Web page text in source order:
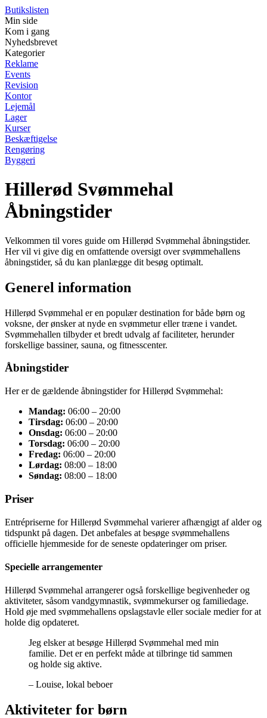
Butikslisten
Min side
Kom i gang
Nyhedsbrevet
Kategorier
Reklame
Events
Revision
Kontor
Lejemål
Lager
Kurser
Beskæftigelse
Rengøring
Byggeri
Hillerød Svømmehal
Åbningstider
Velkommen til vores guide om Hillerød Svømmehal åbningstider.
Her vil vi give dig en omfattende oversigt over svømmehallens
åbningstider, så du kan planlægge dit besøg optimalt.
Generel information
Hillerød Svømmehal er en populær destination for både børn og
voksne, der ønsker at nyde en svømmetur eller træne i vandet.
Svømmehallen tilbyder et bredt udvalg af faciliteter, herunder
forskellige bassiner, sauna, og fitnesscenter.
Åbningstider
Her er de gældende åbningstider for Hillerød Svømmehal:
Mandag: 06:00 – 20:00
Tirsdag: 06:00 – 20:00
Onsdag: 06:00 – 20:00
Torsdag: 06:00 – 20:00
Fredag: 06:00 – 20:00
Lørdag: 08:00 – 18:00
Søndag: 08:00 – 18:00
Priser
Entrépriserne for Hillerød Svømmehal varierer afhængigt af alder og
tidspunkt på dagen. Det anbefales at besøge svømmehallens
officielle hjemmeside for de seneste opdateringer om priser.
Specielle arrangementer
Hillerød Svømmehal arrangerer også forskellige begivenheder og
aktiviteter, såsom vandgymnastik, svømmekurser og familiedage.
Hold øje med svømmehallens opslagstavle eller sociale medier for at
holde dig opdateret.
Jeg elsker at besøge Hillerød Svømmehal med min
familie. Det er en perfekt måde at tilbringe tid sammen
og holde sig aktive.
– Louise, lokal beboer
Aktiviteter for børn